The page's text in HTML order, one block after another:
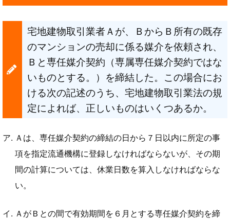
宅地建物取引業者Ａが、ＢからＢ所有の既存
のマンションの売却に係る媒介を依頼され、
Ｂと専任媒介契約（専属専任媒介契約ではな
いものとする。）を締結した。この場合にお
ける次の記述のうち、宅地建物取引業法の規
定によれば、正しいものはいくつあるか。
Ａは、専任媒介契約の締結の日から７日以内に所定の事
項を指定流通機構に登録しなければならないが、その期
間の計算については、休業日数を算入しなければならな
い。
ＡがＢとの間で有効期間を６月とする専任媒介契約を締